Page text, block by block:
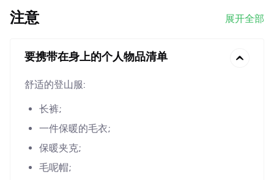
注意 展开全部
要携带在身上的个人物品清单
舒适的登山服:
长裤;
一件保暖的毛衣;
保暖夹克;
毛呢帽;